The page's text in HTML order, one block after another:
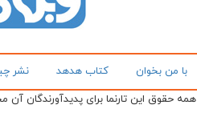
با من بخوان کتاب هدهد
نشر
همه حقوق این تارنما برای پدیدآورندگان